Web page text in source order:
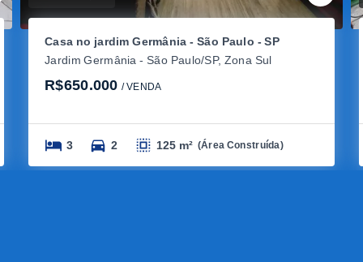
Casa no jardim Germânia - São Paulo - SP
Jardim Germânia - São Paulo/SP, Zona Sul
R$650.000 / VENDA
3 2 125 m² (Área Construída)